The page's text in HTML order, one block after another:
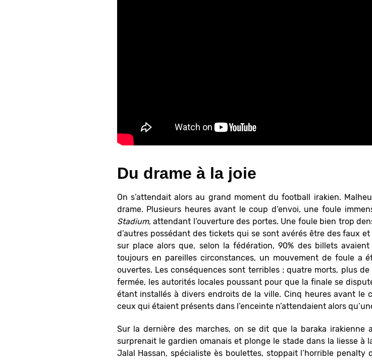
Du drame à la joie
On s’attendait alors au grand moment du football irakien.
drame. Plusieurs heures avant le coup d’envoi, une foule
Stadium, attendant l’ouverture des portes. Une foule bien trop
d’autres possédant des tickets qui se sont avérés être des faux
sur place alors que, selon la fédération, 90% des billets
toujours en pareilles circonstances, un mouvement de foule a
ouvertes. Les conséquences sont terribles : quatre morts, plus
fermée, les autorités locales poussant pour que la finale se
étant installés à divers endroits de la ville. Cinq heures avant le
ceux qui étaient présents dans l’enceinte n’attendaient alors
Sur la dernière des marches, on se dit que la baraka irakienne
surprenait le gardien omanais et plonge le stade dans la liesse à
Jalal Hassan, spécialiste ès boulettes, stoppait l’horrible penalty